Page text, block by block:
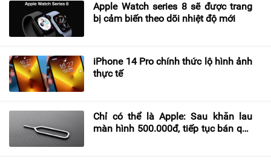
Apple Watch series 8 sẽ được trang
bị cảm biến theo dõi nhiệt độ mới
iPhone 14 Pro chính thức lộ hình ảnh
thực tế
Chỉ có thể là Apple: Sau khăn lau
màn hình 500.000đ, tiếp tục bán que